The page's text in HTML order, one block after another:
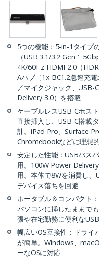
5つの機能：5-in-1タイプ
（USB 3.1/3.2 Gen 1
4K/60Hz HDMI 2.0（
Aハブ（1x BC1.2急速充
／マイクジャック、USB-
Delivery 3.0）を搭載
ケーブルレスUSB-Cホス
直接挿入し、USB-C搭載
計。iPad Pro、Surface
Chromebookなどに理想的
安定した性能：USBバス
用。100W Power
用。本体で8Wを消費し
デバイス落ちを回避
ポータブル＆コンパクト
パソコンに挿したままで
張や在宅勤務に便利な
幅広いOS互換性：ドライ
が簡単。Windows、
ーなOSに対応